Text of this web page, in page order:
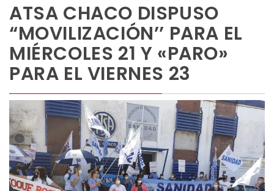
ATSA CHACO DISPUSO
“MOVILIZACIÓN’’ PARA EL
MIÉRCOLES 21 Y «PARO»
PARA EL VIERNES 23